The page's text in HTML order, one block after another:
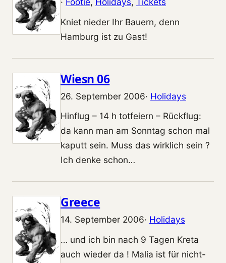
Kniet nieder Ihr Bauern, denn
Hamburg ist zu Gast!
Wiesn 06
26. September 2006· Holidays
Hinflug – 14 h totfeiern – Rückflug:
da kann man am Sonntag schon mal
kaputt sein. Muss das wirklich sein ?
Ich denke schon…
Greece
14. September 2006· Holidays
… und ich bin nach 9 Tagen Kreta
auch wieder da ! Malia ist für nicht-